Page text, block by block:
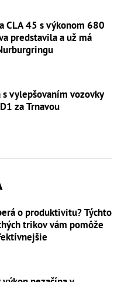
CLA 45 s výkonom 680
predstavila a už má
s vylepšovaním vozovky
za Trnavou
o produktivitu? Týchto
trikov vám pomôže